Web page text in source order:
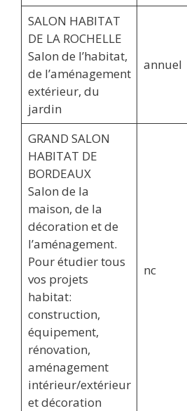
SALON HABITAT
DE LA ROCHELLE
Salon de l’habitat,
de l’aménagement
extérieur, du
jardin
annuel
GRAND SALON
HABITAT DE
BORDEAUX
Salon de la
maison, de la
décoration et de
l’aménagement.
Pour étudier tous
vos projets
habitat:
construction,
équipement,
rénovation,
aménagement
intérieur/extérieur
et décoration
nc